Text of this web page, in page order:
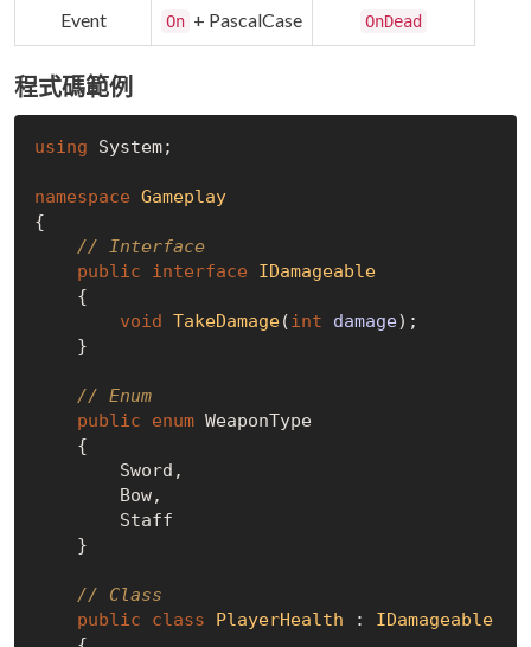
Event On + PascalCase OnDead
程式碼範例
using System;
namespace Gameplay
{
// Interface
public
interface
IDamageable
void TakeDamage( int damage) ;
// Enum
public
enum WeaponType
// Class
public
class PlayerHealth : IDamageable